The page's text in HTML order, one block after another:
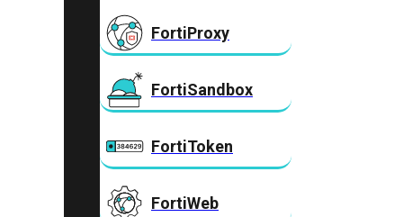
FortiProxy
FortiSandbox
FortiToken
FortiWeb